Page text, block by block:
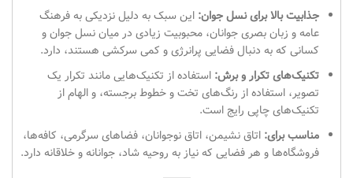
جذابیت بالا برای نسل جوان: این سبک به دلیل نزدیکی به فرهنگ
عامه و زبان بصری جوانان، محبوبیت زیادی در میان نسل جوان و
کسانی که به دنبال فضایی پرانرژی و کمی سرکشی هستند، دارد.
تکنیک‌های تکرار و برش: استفاده از تکنیک‌هایی مانند تکرار یک
تصویر، استفاده از رنگ‌های تخت و خطوط برجسته، و الهام از
تکنیک‌های چاپی رایج است.
مناسب برای: اتاق نشیمن، اتاق نوجوانان، فضاهای سرگرمی، کافه‌ها،
فروشگاه‌ها و هر فضایی که نیاز به روحیه شاد، جوانانه و خلاقانه دارد.